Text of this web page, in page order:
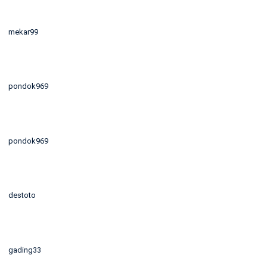
mekar99
pondok969
pondok969
destoto
gading33